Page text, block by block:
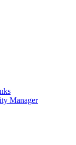
Manager